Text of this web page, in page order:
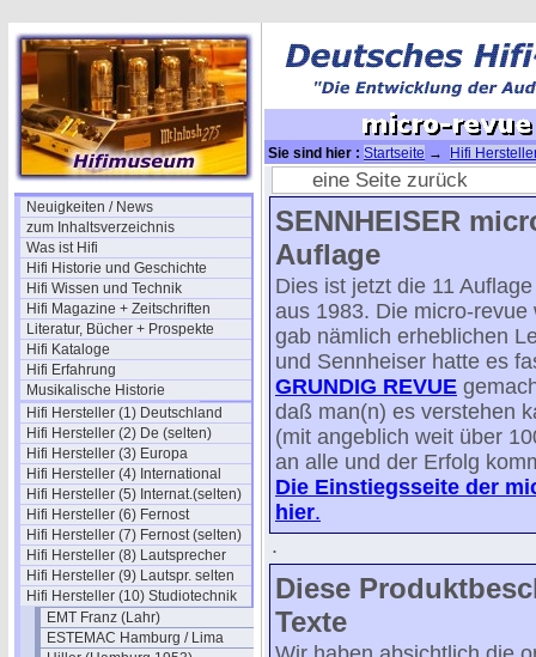
Neuigkeiten / News
zum Inhaltsverzeichnis
Was ist Hifi
Hifi Historie und Geschichte
Hifi Wissen und Technik
Hifi Magazine + Zeitschriften
Literatur, Bücher + Prospekte
Hifi Kataloge
Hifi Erfahrung
Musikalische Historie
Hifi Hersteller (1) Deutschland
Hifi Hersteller (2) De (selten)
Hifi Hersteller (3) Europa
Hifi Hersteller (4) International
Hifi Hersteller (5) Internat.(selten)
Hifi Hersteller (6) Fernost
Hifi Hersteller (7) Fernost (selten)
Hifi Hersteller (8) Lautsprecher
Hifi Hersteller (9) Lautspr. selten
Hifi Hersteller (10) Studiotechnik
EMT Franz (Lahr)
ESTEMAC Hamburg / Lima
Sie sind hier : Startseite →
Hifi
SENNHEISER micro-revue (11) 1983→
eine Seite zurück
SENNHEISER
Auflage
Dies ist jetzt die 11
aus 1983. Die micro-
gab nämlich erheblichen
und Sennheiser hatte es
GRUNDIG REVUE
daß man(n) es verstehen
(mit angeblich weit über
an alle und der Erfolg
Die Einstiegsseite der
hier.
.
Diese
Texte